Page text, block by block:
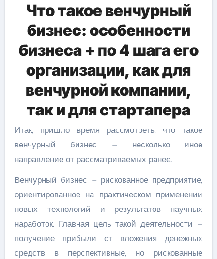
Что такое венчурный
бизнес: особенности
бизнеса + по 4 шага его
организации, как для
венчурной компании,
так и для стартапера
Итак, пришло время рассмотреть, что такое
венчурный бизнес – несколько иное
направление от рассматриваемых ранее.
Венчурный бизнес – рискованное предприятие,
ориентированное на практическом применении
новых технологий и результатов научных
наработок. Главная цель такой деятельности –
получение прибыли от вложения денежных
средств в перспективные, но рискованные